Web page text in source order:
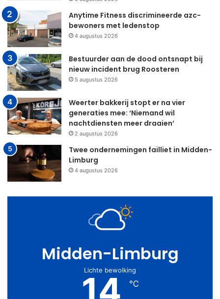
Anytime Fitness discrimineerde azc-
bewoners met ledenstop
4 augustus 2026
Bestuurder aan de dood ontsnapt bij
nieuw incident brug Roosteren
5 augustus 2026
Weerter bakkerij stopt er na vier
generaties mee: ‘Niemand wil
nachtdiensten meer draaien’
2 augustus 2026
Twee ondernemingen failliet in Midden-
Limburg
4 augustus 2026
Midden-Limburg
Lichte bewolking
14 ℃